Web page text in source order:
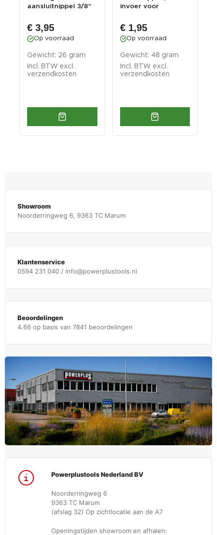
aansluitnippel 3/8"
€ 3,95
Op voorraad
Gewicht: 26 gram
Incl. BTW excl.
verzendkosten
invoer voor
€ 1,95
Op voorraad
Gewicht: 48 gram
Incl. BTW excl.
verzendkosten
Showroom
Noorderringweg 6, 9363 TC Marum
Klantenservice
0594 231 040 / info@powerplustools.nl
Beoordelingen
4.66 op basis van 7841 beoordelingen
Powerplustools Nederland BV
Noorderringweg 6
9363 TC Marum
(afslag 32) Op zichtlocatie aan de A7
Openingstijden showroom en afhalen: